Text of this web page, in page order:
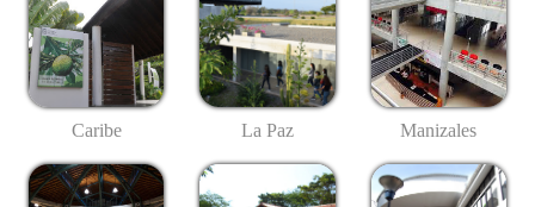
Caribe La Paz Manizales